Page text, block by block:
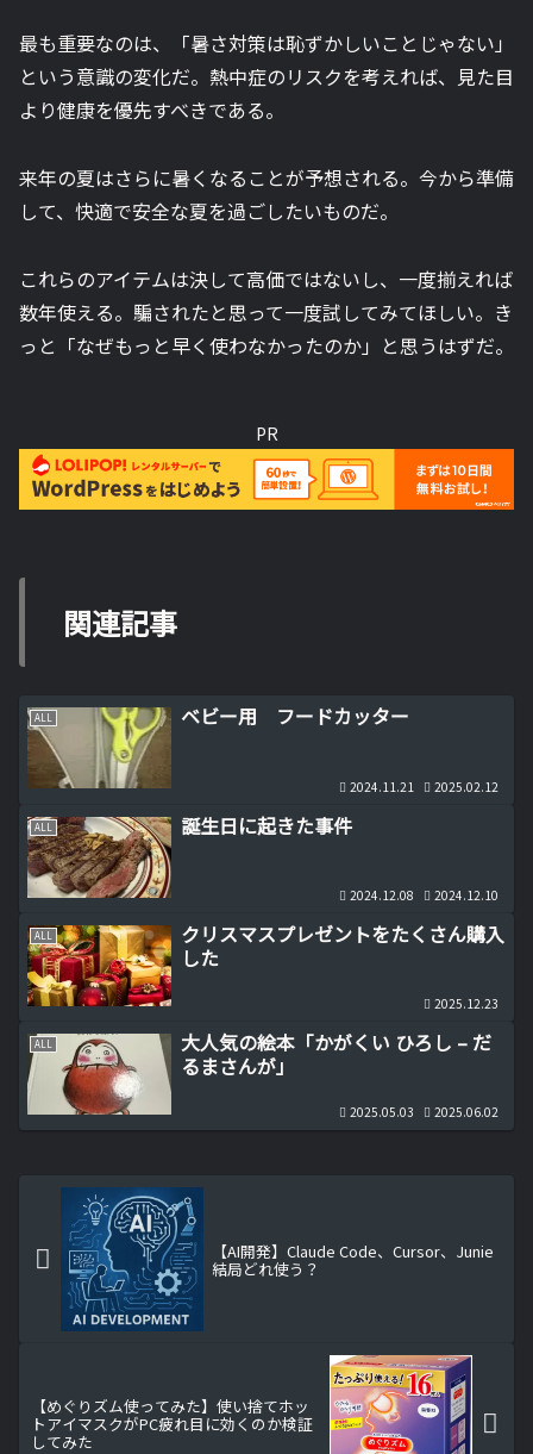
最も重要なのは、「暑さ対策は恥ずかしいことじゃない」
という意識の変化だ。熱中症のリスクを考えれば、見た目
より健康を優先すべきである。
来年の夏はさらに暑くなることが予想される。今から準備
して、快適で安全な夏を過ごしたいものだ。
これらのアイテムは決して高価ではないし、一度揃えれば
数年使える。騙されたと思って一度試してみてほしい。き
っと「なぜもっと早く使わなかったのか」と思うはずだ。
PR
関連記事
ALL ベビー用 フードカッター
2024.11.21 2025.02.12
ALL 誕生日に起きた事件
2024.12.08 2024.12.10
ALL
クリスマスプレゼントをたくさん購入
した
2025.12.23
ALL
大人気の絵本「かがくい ひろし – だ
るまさんが」
2025.05.03 2025.06.02
【AI開発】Claude Code、Cursor、Junie
結局どれ使う？
【めぐりズム使ってみた】使い捨てホッ
トアイマスクがPC疲れ目に効くのか検証
してみた